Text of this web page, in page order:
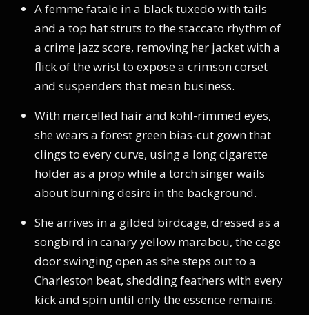
A femme fatale in a black tuxedo with tails
and a top hat struts to the staccato rhythm of
a crime jazz score, removing her jacket with a
flick of the wrist to expose a crimson corset
and suspenders that mean business.
With marcelled hair and kohl-rimmed eyes,
she wears a forest green bias-cut gown that
clings to every curve, using a long cigarette
holder as a prop while a torch singer wails
about burning desire in the background.
She arrives in a gilded birdcage, dressed as a
songbird in canary yellow marabou, the cage
door swinging open as she steps out to a
Charleston beat, shedding feathers with every
kick and spin until only the essence remains.